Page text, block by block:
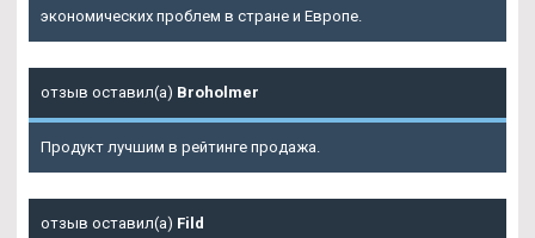
экономических проблем в стране и Европе.
отзыв оставил(а) Broholmer
Продукт лучшим в рейтинге продажа.
отзыв оставил(а) Fild